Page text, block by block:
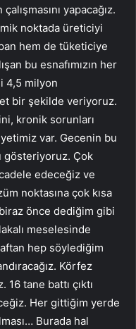
yapacağız.
noktada üreticiyi
hem de tüketiciye
bu esnafımızın her
4,5 milyon
bir şekilde veriyoruz.
kronik sorunları
var. Gecenin bu
gösteriyoruz. Çok
edeceğiz ve
noktasına çok kısa
önce dediğim gibi
meselesinde
hep söylediğim
Körfez
16 tane battı çıktı
Her gittiğim yerde
Burada hal